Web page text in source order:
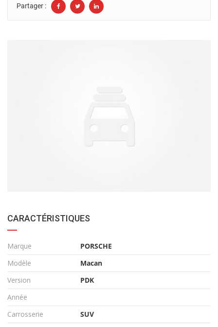
Partager :
CARACTÉRISTIQUES
Marque
PORSCHE
Modèle
Macan
Version
PDK
Année
Carrosserie
SUV